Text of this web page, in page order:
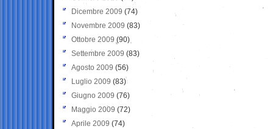
Dicembre 2009 (74)
Novembre 2009 (83)
Ottobre 2009 (90)
Settembre 2009 (83)
Agosto 2009 (56)
Luglio 2009 (83)
Giugno 2009 (76)
Maggio 2009 (72)
Aprile 2009 (74)